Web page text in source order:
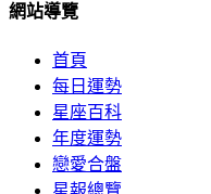
網站導覽
首頁
每日運勢
星座百科
年度運勢
戀愛合盤
星報總覽